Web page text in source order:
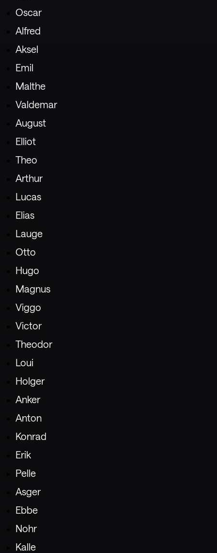
Oscar
Alfred
Aksel
Emil
Malthe
Valdemar
August
Elliot
Theo
Arthur
Lucas
Elias
Lauge
Otto
Hugo
Magnus
Viggo
Victor
Theodor
Loui
Holger
Anker
Anton
Konrad
Erik
Pelle
Asger
Ebbe
Nohr
Kalle